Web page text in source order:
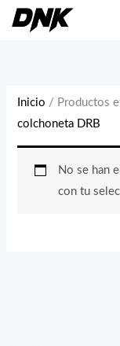
Inicio / Productos
colchoneta DRB
No se han
con tu